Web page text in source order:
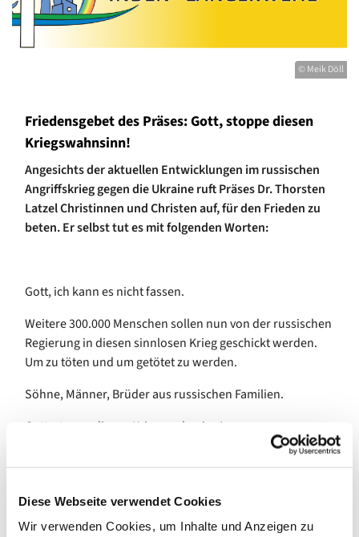
Diese Webseite verwendet Cookies
Wir verwenden Cookies, um Inhalte und Anzeigen zu
© Meik Döll
Friedensgebet des Präses: Gott, stoppe diesen
Kriegswahnsinn!
Angesichts der aktuellen Entwicklungen im russischen
Angriffskrieg gegen die Ukraine ruft Präses Dr. Thorsten
Latzel Christinnen und Christen auf, für den Frieden zu
beten. Er selbst tut es mit folgenden Worten:
Gott, ich kann es nicht fassen.
Weitere 300.000 Menschen sollen nun von der russischen
Regierung in diesen sinnlosen Krieg geschickt werden.
Um zu töten und um getötet zu werden.
Söhne, Männer, Brüder aus russischen Familien.
Gott, stoppe diesen Kriegswahnsinn!
Putin droht allen Ernstes mit dem Einsatz atomarer
ganzen Gebieten. Nur zum Erhalt eigener politischer